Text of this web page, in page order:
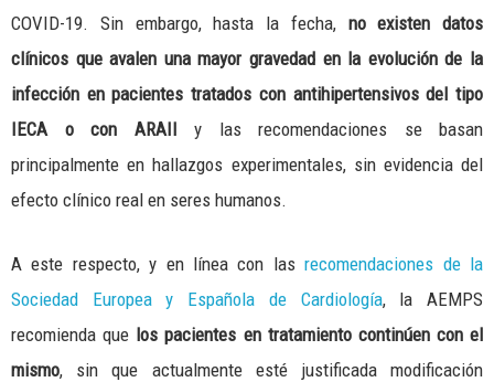
COVID-19. Sin embargo, hasta la fecha, no existen datos
clínicos que avalen una mayor gravedad en la evolución de la
infección en pacientes tratados con antihipertensivos del tipo
IECA o con ARAII y las recomendaciones se basan
principalmente en hallazgos experimentales, sin evidencia del
efecto clínico real en seres humanos.
A este respecto, y en línea con lasrecomendaciones de la
Sociedad Europea y Española de Cardiología, la AEMPS
recomienda que los pacientes en tratamiento continúen con el
mismo, sin que actualmente esté justificada modificación